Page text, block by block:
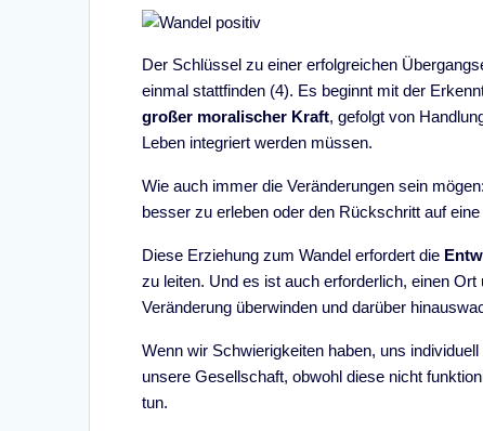
Der Schlüssel zu einer erfolgreichen
einmal stattfinden (4). Es beginnt mit der
großer moralischer Kraft, gefolgt von
Leben integriert werden müssen.
Wie auch immer die Veränderungen sein
besser zu erleben oder den Rückschritt auf
Diese Erziehung zum Wandel erfordert die
zu leiten. Und es ist auch erforderlich, einen
Veränderung überwinden und darüber
Wenn wir Schwierigkeiten haben, uns
unsere Gesellschaft, obwohl diese nicht
tun.